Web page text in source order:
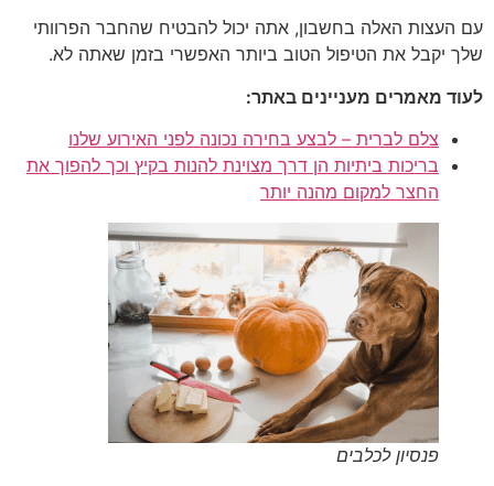
עם העצות האלה בחשבון, אתה יכול להבטיח שהחבר הפרוותי
שלך יקבל את הטיפול הטוב ביותר האפשרי בזמן שאתה לא.
לעוד מאמרים מעניינים באתר:
צלם לברית – לבצע בחירה נכונה לפני האירוע שלנו
בריכות ביתיות הן דרך מצוינת להנות בקיץ וכך להפוך את
החצר למקום מהנה יותר
פנסיון לכלבים